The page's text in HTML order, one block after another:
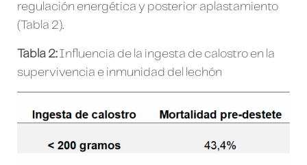
regulación energética y posterior aplastamiento
(Tabla 2).
Tabla 2:Influencia de la ingesta de calostro en la
supervivencia e inmunidad del lechón